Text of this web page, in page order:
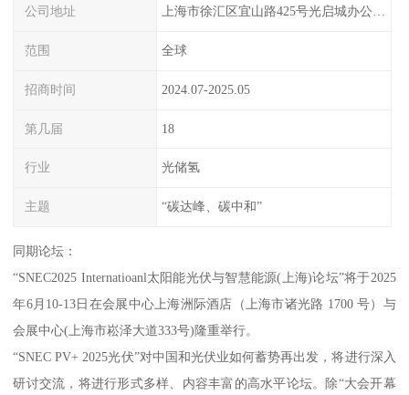
公司地址 上海市徐汇区宜山路425号光启城办公楼905室
范围 全球
招商时间 2024.07-2025.05
第几届 18
行业 光储氢
主题 “碳达峰、碳中和”
同期论坛：
“SNEC2025 Internatioanl太阳能光伏与智慧能源(上海)论坛”将于2025
年6月10-13日在会展中心上海洲际酒店（上海市诸光路 1700 号）与
会展中心(上海市崧泽大道333号)隆重举行。
“SNEC PV+ 2025光伏”对中国和光伏业如何蓄势再出发，将进行深入
研讨交流，将进行形式多样、内容丰富的高水平论坛。除“大会开幕